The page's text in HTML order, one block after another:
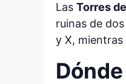
Las Torres
ruinas de
y X,